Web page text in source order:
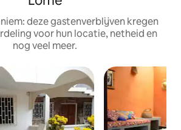
deze gastenverblijven kregen
voor hun locatie, netheid en
nog veel meer.